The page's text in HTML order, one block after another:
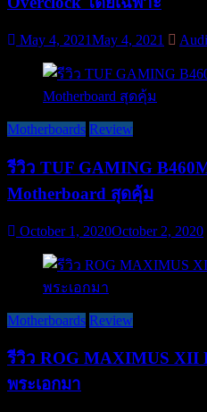
May 4, 2021May 4, 2021
Motherboards Review
รีวิว TUF GAMING
Motherboard สุดคุ้ม
October 1, 2020October 2, 2020
Motherboards Review
รีวิว ROG MAXIMUS XII
พระเอกมา